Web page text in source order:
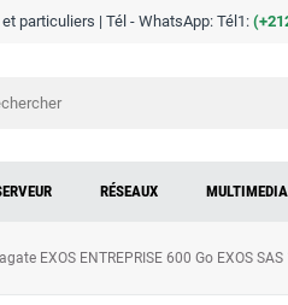
particuliers | Tél - WhatsApp: Tél1:
RÉSEAUX MULTIMEDIA
EXOS ENTREPRISE 600 Go EXOS